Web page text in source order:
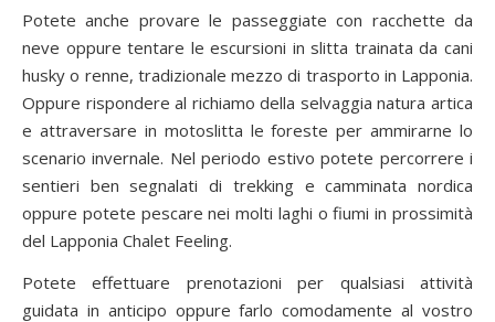
Potete anche provare le passeggiate con racchette da
neve oppure tentare le escursioni in slitta trainata da cani
husky o renne, tradizionale mezzo di trasporto in Lapponia.
Oppure rispondere al richiamo della selvaggia natura artica
e attraversare in motoslitta le foreste per ammirarne lo
scenario invernale. Nel periodo estivo potete percorrere i
sentieri ben segnalati di trekking e camminata nordica
oppure potete pescare nei molti laghi o fiumi in prossimità
del Lapponia Chalet Feeling.
Potete effettuare prenotazioni per qualsiasi attività
guidata in anticipo oppure farlo comodamente al vostro